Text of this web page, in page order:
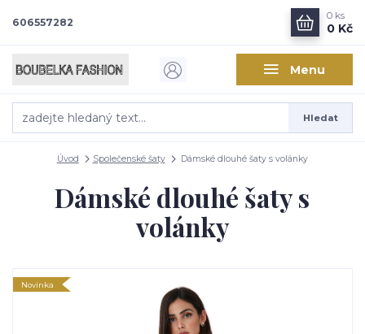
Menu
Hledat
606557282
0 ks
0 Kč
Úvod Společenské šaty Dámské dlouhé šaty s volánky
Dámské dlouhé šaty s
volánky
Novinka